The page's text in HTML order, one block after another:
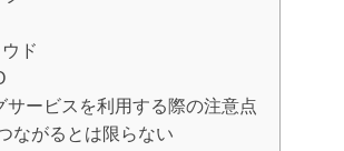
ド
サービスを利用する際の注意点
ながるとは限らない